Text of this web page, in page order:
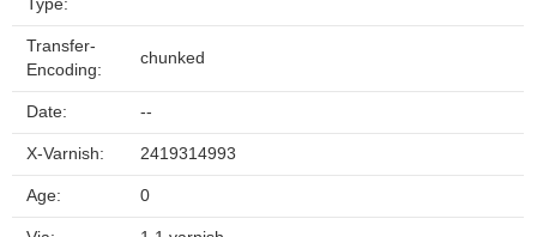
Type:
Transfer-
Encoding:
chunked
Date: --
X-Varnish: 2419314993
Age: 0